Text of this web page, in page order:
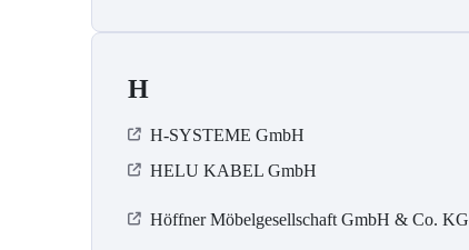
H
H-SYSTEME GmbH
HELU KABEL GmbH
Höffner Möbelgesellschaft GmbH & Co. KG